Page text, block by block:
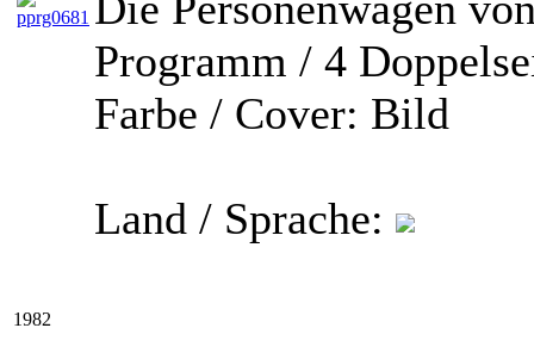
Programm / 4
Farbe / Cover: Bild
Land / Sprache:
1982